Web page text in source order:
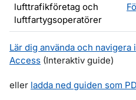
lufttrafikföretag och
luftfartygsoperatörer
Lär dig använda och navigera
Access (Interaktiv guide)
eller ladda ned guiden som